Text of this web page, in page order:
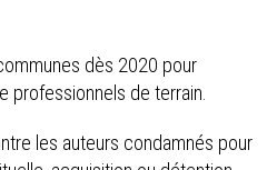
dès 2020 pour
professionnels de terrain.
les auteurs condamnés pour